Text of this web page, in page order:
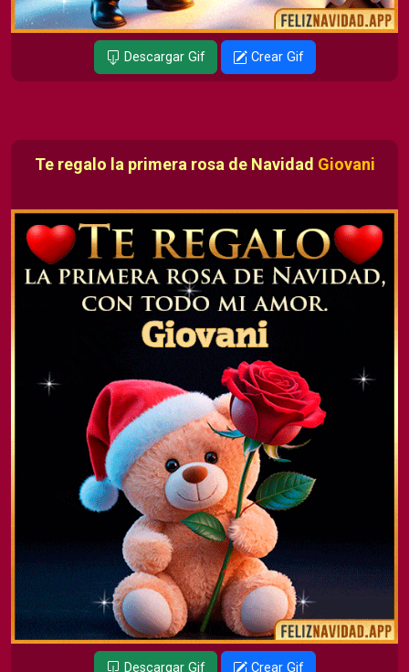
Descargar Gif Crear Gif
Te regalo la primera rosa de Navidad Giovani
Descargar Gif Crear Gif